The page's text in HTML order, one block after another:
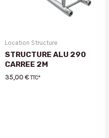
Location Structure
STRUCTURE ALU 290
CARREE 2M
35,00€ TTC*